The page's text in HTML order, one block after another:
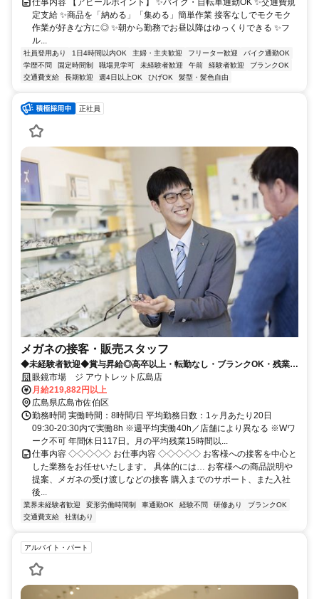
仕事内容 【アピールポイント】 ✨バイク・自転車通勤OK ✨交通費規
定支給 ✨商品を「納める」「集める」簡単作業 接客なしでモクモク
作業が好きな方に◎ ✨朝から勤務でお昼以降はゆっくりできる ✨フ
ル...
社員登用あり 1日4時間以内OK 主婦・主夫歓迎 フリーター歓迎
バイク通勤OK
学歴不問
固定時間制 職場見学可 未経験者歓迎 午前 経験者歓迎
ブランクOK
交通費支給
長期歓迎 週4日以上OK ひげOK 髪型・髪色自由
正社員
メガネの接客・販売スタッフ
◆未経験者歓迎◆賞与昇給◎高卒以上・転勤なし・ブランクOK・残業少
なめ・業界No1！
眼鏡市場 ジ アウトレット広島店
月給219,882円以上
広島県広島市佐伯区
勤務時間 実働時間：8時間/日 平均勤務日数：1ヶ月あたり20日
09:30-20:30内で実働8h ※週平均実働40h／店舗により異なる ※Wワ
ーク不可 年間休日117日。月の平均残業15時間以...
仕事内容 ◇◇◇◇◇ お仕事内容 ◇◇◇◇◇ お客様への接客を中心と
した業務をお任せいたします。 具体的には… お客様への商品説明や
提案、メガネの受け渡しなどの接客 購入までのサポート、また入社
後...
業界未経験者歓迎 変形労働時間制 車通勤OK 経験不問 研修あり
ブランクOK
交通費支給
社割あり
アルバイト・パート